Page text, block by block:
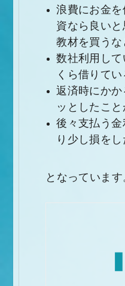
浪費にお金
資なら良いと
教材を買うな
数社利用し
くら借りてい
返済時にか
ッとしたこと
後々支払う
り少し損をし
となっています